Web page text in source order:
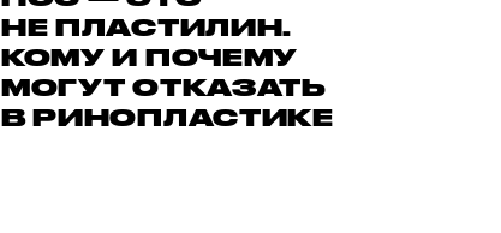
НЕ ПЛАСТИЛИН.
КОМУ И ПОЧЕМУ
МОГУТ ОТКАЗАТЬ
В РИНОПЛАСТИКЕ